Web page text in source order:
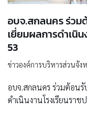
อบจ.สกลนคร ร่วม
เยี่ยมผลการดำเนิน
53
ข่าวองค์การบริหารส่วนจัง
อบจ.สกลนคร ร่วมต้อน
ดำเนินงานโรงเรียนราช